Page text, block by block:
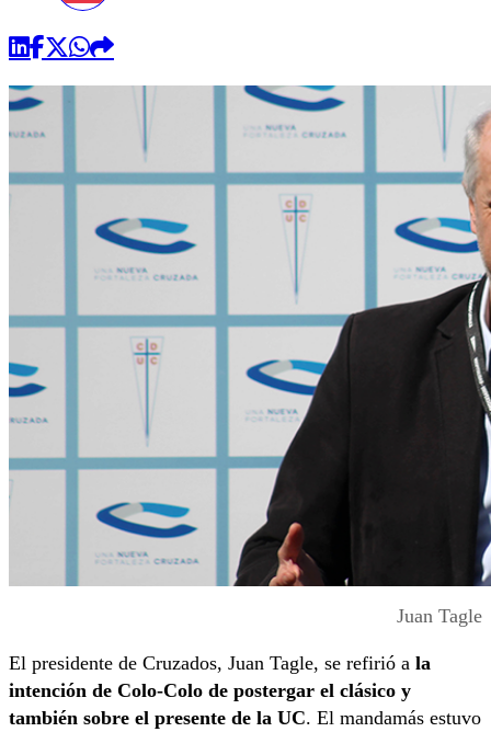
Juan Tagle
El presidente de Cruzados, Juan Tagle, se refirió a la
intención de Colo-Colo de postergar el clásico y
también sobre el presente de la UC. El mandamás estuvo